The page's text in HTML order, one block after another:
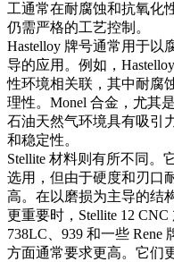
工通常在耐腐蚀和抗氧化
仍需严格的工艺控制。
Hastelloy 牌号通常用于以
导的应用。例如，
性环境相关联，其中耐腐
理性。Monel 合金，尤其是
石油天然气环境具有吸引
和稳定性。
Stellite 材料则有所不同。
选用，但由于硬度和刃口
高。在以磨损为主导的结
更重要时， Stellite 12 CNC
738LC、939 和一些
方面通常要求更高。它们